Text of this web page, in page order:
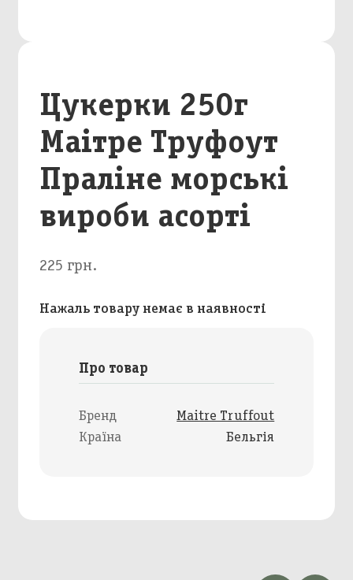
Цукерки 250г
Маітре Труфоут
Праліне морські
вироби асорті
225 грн.
Нажаль товару немає в наявності
Про товар
Бренд
Maitre Truffout
Країна
Бельгія